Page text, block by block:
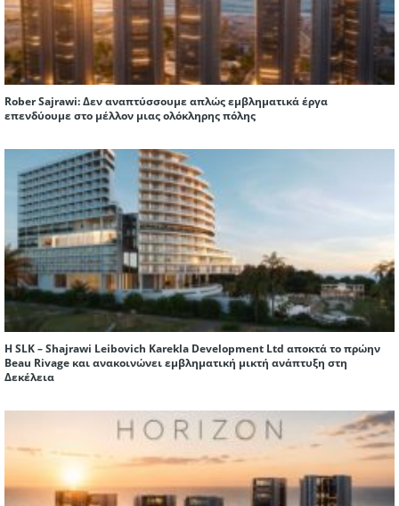
Rober Sajrawi: Δεν αναπτύσσουμε απλώς εμβληματικά έργα
επενδύουμε στο μέλλον μιας ολόκληρης πόλης
Η SLK – Shajrawi Leibovich Karekla Development Ltd αποκτά το πρώην
Beau Rivage και ανακοινώνει εμβληματική μικτή ανάπτυξη στη
Δεκέλεια